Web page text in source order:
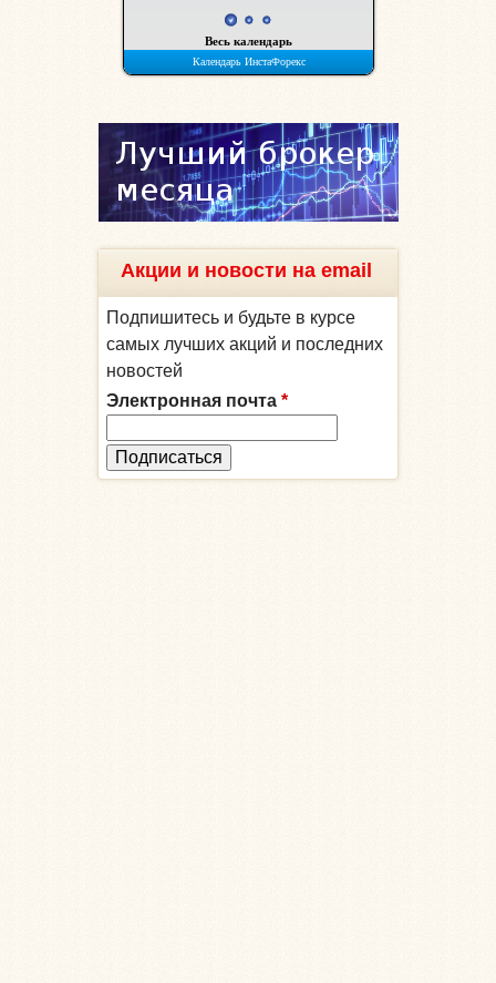
Акции и новости на email
Подпишитесь и будьте в курсе
самых лучших акций и последних
новостей
Электронная почта *